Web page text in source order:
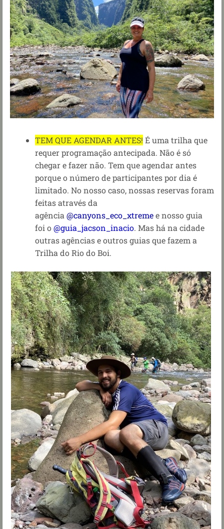
TEM QUE AGENDAR ANTES! É uma trilha que
requer programação antecipada. Não é só
chegar e fazer não. Tem que agendar antes
porque o número de participantes por dia é
limitado. No nosso caso, nossas reservas foram
feitas através da
agência @canyons_eco_xtremee nosso guia
foi o@guia_jacson_inacio. Mas há na cidade
outras agências e outros guias que fazem a
Trilha do Rio do Boi.